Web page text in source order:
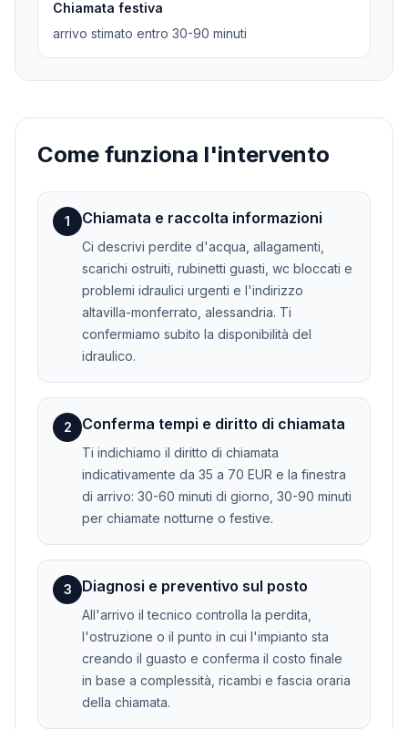
Chiamata festiva
arrivo stimato entro 30-90 minuti
Come funziona l'intervento
1 Chiamata e raccolta informazioni
Ci descrivi perdite d'acqua, allagamenti,
scarichi ostruiti, rubinetti guasti, wc bloccati e
problemi idraulici urgenti e l'indirizzo
altavilla-monferrato, alessandria. Ti
confermiamo subito la disponibilità del
idraulico.
2 Conferma tempi e diritto di chiamata
Ti indichiamo il diritto di chiamata
indicativamente da 35 a 70 EUR e la finestra
di arrivo: 30-60 minuti di giorno, 30-90 minuti
per chiamate notturne o festive.
3 Diagnosi e preventivo sul posto
All'arrivo il tecnico controlla la perdita,
l'ostruzione o il punto in cui l'impianto sta
creando il guasto e conferma il costo finale
in base a complessità, ricambi e fascia oraria
della chiamata.